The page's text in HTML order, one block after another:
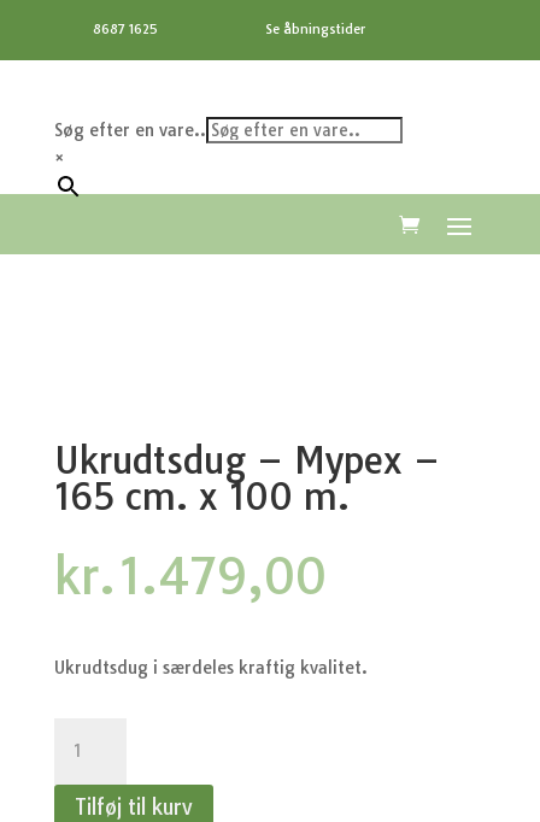
8687 1625 Se åbningstider
Søg efter en vare..
×
Ukrudtsdug – Mypex –
165 cm. x 100 m.
kr.1.479,00
Ukrudtsdug i særdeles kraftig kvalitet.
Mypex
Tilføj til kurv